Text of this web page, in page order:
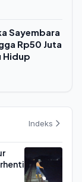
Sayembara
Rp50 Juta
Hidup
Indeks